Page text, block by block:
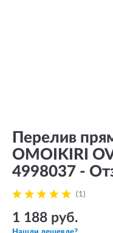
Перелив
OMOIKIRI
4998037 -
(1)
1 188 руб.